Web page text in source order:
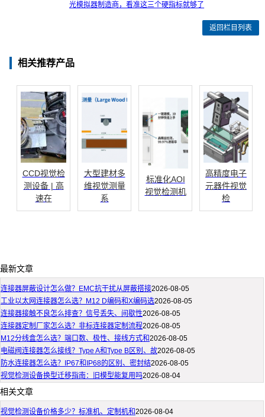
光模拟器制造商，看准这三个硬指标就够了
返回栏目列表
相关推荐产品
CCD视觉检
测设备 | 高
速在
大型建材多
维视觉测量
系
标准化AOI
视觉检测机
高精度电子
元器件视觉
检
最新文章
连接器屏蔽设计怎么做？EMC抗干扰从屏蔽搭接2026-08-05
工业以太网连接器怎么选？M12 D编码和X编码选2026-08-05
连接器接触不良怎么排查？信号丢失、间歇性2026-08-05
连接器定制厂家怎么选？非标连接器定制流程2026-08-05
M12分线盒怎么选？端口数、极性、接线方式和2026-08-05
电磁阀连接器怎么接线？Type A和Type B区别、故2026-08-05
防水连接器怎么选？IP67和IP68的区别、密封结2026-08-05
视觉检测设备换型迁移指南：旧模型能复用吗2026-08-04
相关文章
视觉检测设备价格多少？标准机、定制机和2026-08-04